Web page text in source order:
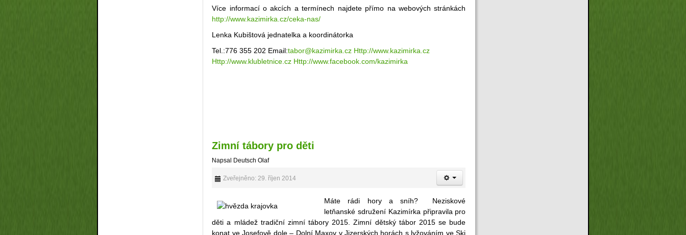
Více informací o akcích a termínech najdete přímo na webových stránkách
http://www.kazimirka.cz/ceka-nas/
Lenka Kubištová jednatelka a koordinátorka
Tel.:776 355 202 Email:tabor@kazimirka.cz Http://www.kazimirka.cz
Http://www.klubletnice.cz Http://www.facebook.com/kazimirka
Zimní tábory pro děti
Napsal Deutsch Olaf
Zveřejněno: 29. říjen 2014
Máte rádi hory a sníh? Neziskové
letňanské sdružení Kazimírka připravila pro
děti a mládež tradiční zimní tábory 2015. Zimní dětský tábor 2015 se bude
konat ve Josefově dole – Dolní Maxov v Jizerských horách s lyžováním ve Ski